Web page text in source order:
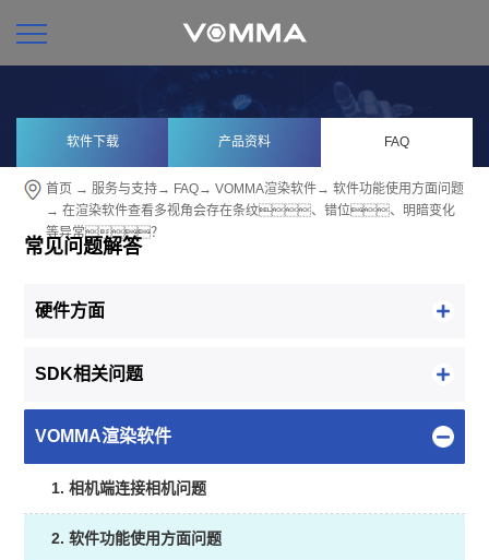
软件下载 产品资料 FAQ
首页 →服务与支持→ FAQ→VOMMA渲染软件→软件功能使用方面问题
→ 在渲染软件查看多视角会存在条纹、错位、明暗变化
等异常？
常见问题解答
硬件方面
SDK相关问题
VOMMA渲染软件
1. 相机端连接相机问题
2. 软件功能使用方面问题